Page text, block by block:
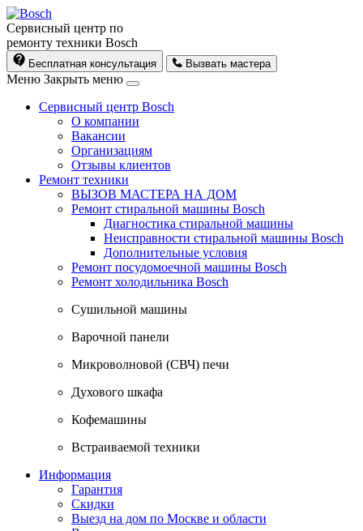
Сервисный центр по
ремонту техники Bosch
Бесплатная консультация Вызвать мастера
Меню Закрыть меню
Сервисный центр Bosch
О компании
Вакансии
Организациям
Отзывы клиентов
Ремонт техники
ВЫЗОВ МАСТЕРА НА ДОМ
Ремонт стиральной машины Bosch
Диагностика стиральной машины
Неисправности стиральной машины Bosch
Дополнительные условия
Ремонт посудомоечной машины Bosch
Ремонт холодильника Bosch
Cушильной машины
Варочной панели
Микроволновой (СВЧ) печи
Духового шкафа
Кофемашины
Встраиваемой техники
Информация
Гарантия
Скидки
Выезд на дом по Москве и области